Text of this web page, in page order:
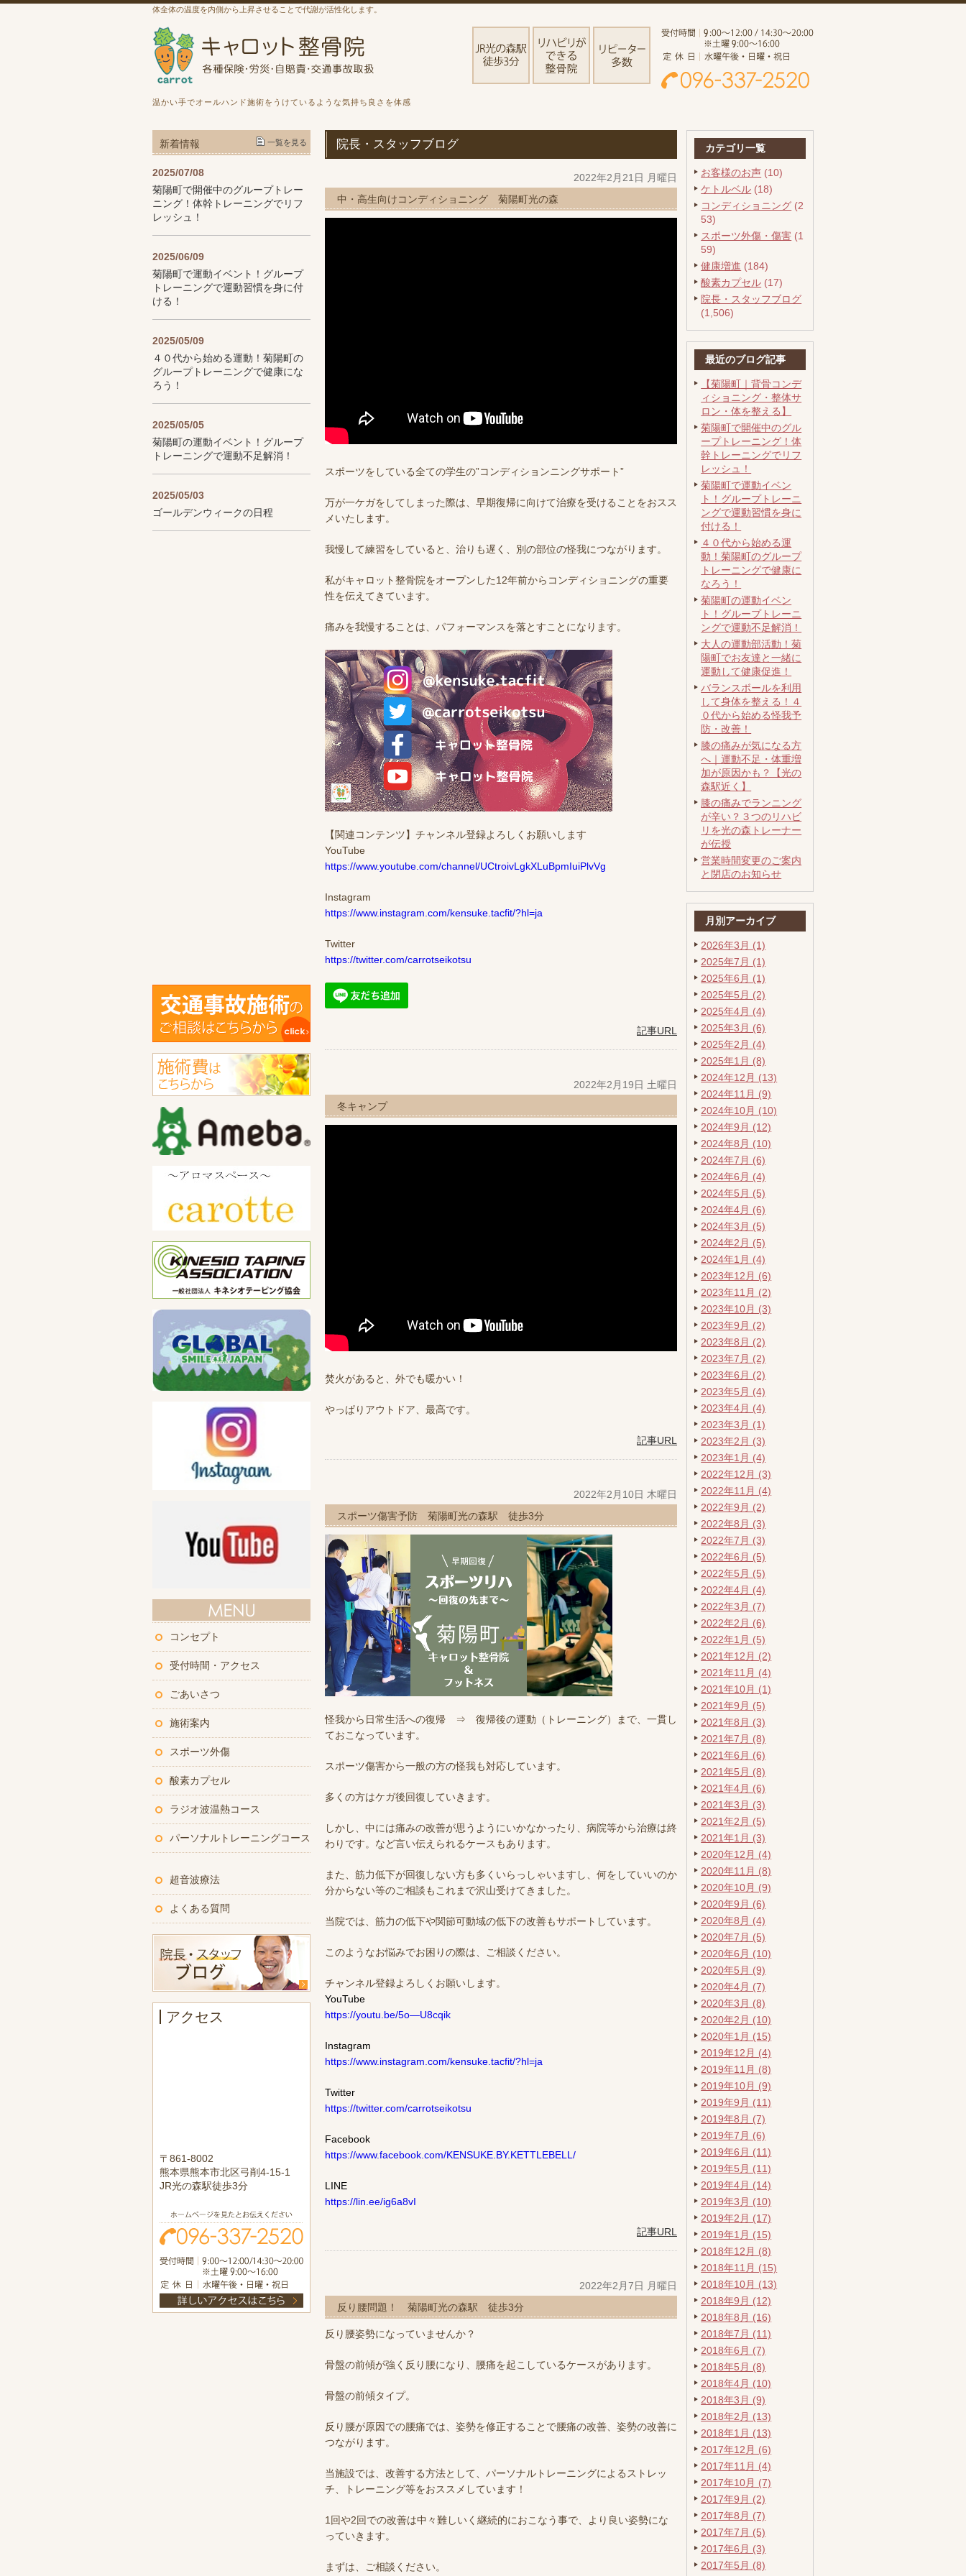
体全体の温度を内側から上昇させることで代謝が活性化します。
温かい手でオールハンド施術をうけているような気持ち良さを体感
院長・スタッフブログ
2022年2月21日 月曜日
中・高生向けコンディショニング 菊陽町光の森
スポーツをしている全ての学生の”コンディションニングサポート”
万が一ケガをしてしまった際は、早期復帰に向けて治療を受けることをおスス
メいたします。
我慢して練習をしていると、治りも遅く、別の部位の怪我につながります。
私がキャロット整骨院をオープンした12年前からコンディショニングの重要
性を伝えてきています。
痛みを我慢することは、パフォーマンスを落とすことになります。
【関連コンテンツ】チャンネル登録よろしくお願いします
YouTube
https://www.youtube.com/channel/UCtroivLgkXLuBpmIuiPlvVg
Instagram
https://www.instagram.com/kensuke.tacfit/?hl=ja
Twitter
https://twitter.com/carrotseikotsu
記事URL
2022年2月19日 土曜日
冬キャンプ
焚火があると、外でも暖かい！
やっぱりアウトドア、最高です。
記事URL
2022年2月10日 木曜日
スポーツ傷害予防 菊陽町光の森駅 徒歩3分
怪我から日常生活への復帰 ⇒ 復帰後の運動（トレーニング）まで、一貫し
ておこなっています。
スポーツ傷害から一般の方の怪我も対応しています。
多くの方はケガ後回復していきます。
しかし、中には痛みの改善が思うようにいかなかったり、病院等から治療は終
わりです。など言い伝えられるケースもあります。
また、筋力低下が回復しない方も多くいらっしゃいますし、何をしていいのか
分からない等のご相談もこれまで沢山受けてきました。
当院では、筋力の低下や関節可動域の低下の改善もサポートしています。
このようなお悩みでお困りの際は、ご相談ください。
チャンネル登録よろしくお願いします。
YouTube
https://youtu.be/5o—U8cqik
Instagram
https://www.instagram.com/kensuke.tacfit/?hl=ja
Twitter
https://twitter.com/carrotseikotsu
Facebook
https://www.facebook.com/KENSUKE.BY.KETTLEBELL/
LINE
https://lin.ee/ig6a8vI
記事URL
2022年2月7日 月曜日
反り腰問題！ 菊陽町光の森駅 徒歩3分
反り腰姿勢になっていませんか？
骨盤の前傾が強く反り腰になり、腰痛を起こしているケースがあります。
骨盤の前傾タイプ。
反り腰が原因での腰痛では、姿勢を修正することで腰痛の改善、姿勢の改善に
つながります。
当施設では、改善する方法として、パーソナルトレーニングによるストレッ
チ、トレーニング等をおススメしています！
1回や2回での改善は中々難しいく継続的におこなう事で、より良い姿勢にな
っていきます。
まずは、ご相談ください。
カテゴリ一覧
お客様のお声 (10)
ケトルベル (18)
コンディショニング (2
53)
スポーツ外傷・傷害 (1
59)
健康増進 (184)
酸素カプセル (17)
院長・スタッフブログ
(1,506)
最近のブログ記事
【菊陽町｜背骨コンデ
ィショニング・整体サ
ロン・体を整える】
菊陽町で開催中のグル
ープトレーニング！体
幹トレーニングでリフ
レッシュ！
菊陽町で運動イベン
ト！グループトレーニ
ングで運動習慣を身に
付ける！
４０代から始める運
動！菊陽町のグループ
トレーニングで健康に
なろう！
菊陽町の運動イベン
ト！グループトレーニ
ングで運動不足解消！
大人の運動部活動！菊
陽町でお友達と一緒に
運動して健康促進！
バランスボールを利用
して身体を整える！４
０代から始める怪我予
防・改善！
膝の痛みが気になる方
へ｜運動不足・体重増
加が原因かも？【光の
森駅近く】
膝の痛みでランニング
が辛い？３つのリハビ
リを光の森トレーナー
が伝授
営業時間変更のご案内
と閉店のお知らせ
月別アーカイブ
2026年3月 (1)
2025年7月 (1)
2025年6月 (1)
2025年5月 (2)
2025年4月 (4)
2025年3月 (6)
2025年2月 (4)
2025年1月 (8)
2024年12月 (13)
2024年11月 (9)
2024年10月 (10)
2024年9月 (12)
2024年8月 (10)
2024年7月 (6)
2024年6月 (4)
2024年5月 (5)
2024年4月 (6)
2024年3月 (5)
2024年2月 (5)
2024年1月 (4)
2023年12月 (6)
2023年11月 (2)
2023年10月 (3)
2023年9月 (2)
2023年8月 (2)
2023年7月 (2)
2023年6月 (2)
2023年5月 (4)
2023年4月 (4)
2023年3月 (1)
2023年2月 (3)
2023年1月 (4)
2022年12月 (3)
2022年11月 (4)
2022年9月 (2)
2022年8月 (3)
2022年7月 (3)
2022年6月 (5)
2022年5月 (5)
2022年4月 (4)
2022年3月 (7)
2022年2月 (6)
2022年1月 (5)
2021年12月 (2)
2021年11月 (4)
2021年10月 (1)
2021年9月 (5)
2021年8月 (3)
2021年7月 (8)
2021年6月 (6)
2021年5月 (8)
2021年4月 (6)
2021年3月 (3)
2021年2月 (5)
2021年1月 (3)
2020年12月 (4)
2020年11月 (8)
2020年10月 (9)
2020年9月 (6)
2020年8月 (4)
2020年7月 (5)
2020年6月 (10)
2020年5月 (9)
2020年4月 (7)
2020年3月 (8)
2020年2月 (10)
2020年1月 (15)
2019年12月 (4)
2019年11月 (8)
2019年10月 (9)
2019年9月 (11)
2019年8月 (7)
2019年7月 (6)
2019年6月 (11)
2019年5月 (11)
2019年4月 (14)
2019年3月 (10)
2019年2月 (17)
2019年1月 (15)
2018年12月 (8)
2018年11月 (15)
2018年10月 (13)
2018年9月 (12)
2018年8月 (16)
2018年7月 (11)
2018年6月 (7)
2018年5月 (8)
2018年4月 (10)
2018年3月 (9)
2018年2月 (13)
2018年1月 (13)
2017年12月 (6)
2017年11月 (4)
2017年10月 (7)
2017年9月 (2)
2017年8月 (7)
2017年7月 (5)
2017年6月 (3)
2017年5月 (8)
新着情報 一覧を見る
2025/07/08
菊陽町で開催中のグループトレー
ニング！体幹トレーニングでリフ
レッシュ！
2025/06/09
菊陽町で運動イベント！グループ
トレーニングで運動習慣を身に付
ける！
2025/05/09
４０代から始める運動！菊陽町の
グループトレーニングで健康にな
ろう！
2025/05/05
菊陽町の運動イベント！グループ
トレーニングで運動不足解消！
2025/05/03
ゴールデンウィークの日程
コンセプト
受付時間・アクセス
ごあいさつ
施術案内
スポーツ外傷
酸素カプセル
ラジオ波温熱コース
パーソナルトレーニングコース
超音波療法
よくある質問
アクセス
〒861-8002
熊本県熊本市北区弓削4-15-1
JR光の森駅徒歩3分